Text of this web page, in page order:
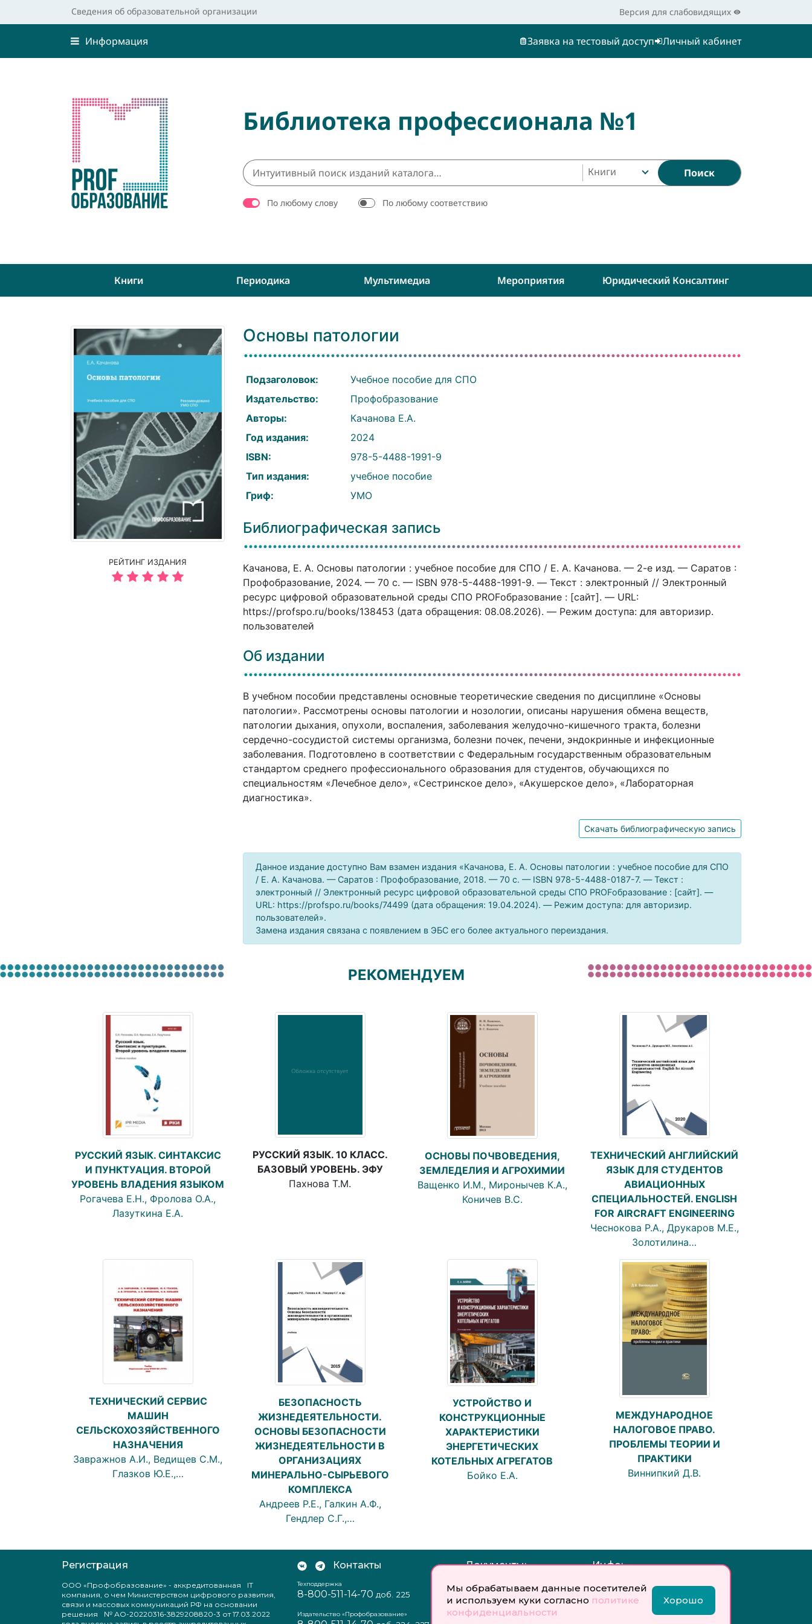
Мы обрабатываем данные посетителей
и используем куки согласно политике
конфиденциальности
Хорошо
Сведения об образовательной организации Версия для слабовидящих
Информация Заявка на тестовый доступ Личный кабинет
Библиотека профессионала №1
Книги Поиск
По любому слову По любому соответствию
Книги Периодика Мультимедиа Мероприятия Юридический Консалтинг
РЕЙТИНГ ИЗДАНИЯ
Основы патологии
Подзаголовок:
Учебное пособие для СПО
Издательство:
Профобразование
Авторы:
Качанова Е.А.
Год издания:
2024
ISBN:
978-5-4488-1991-9
Тип издания:
учебное пособие
Гриф:
УМО
Библиографическая запись
Качанова, Е. А. Основы патологии : учебное пособие для СПО / Е. А. Качанова. — 2-е изд. — Саратов :
Профобразование, 2024. — 70 c. — ISBN 978-5-4488-1991-9. — Текст : электронный // Электронный
ресурс цифровой образовательной среды СПО PROFобразование : [сайт]. — URL:
https://profspo.ru/books/138453 (дата обращения: 08.08.2026). — Режим доступа: для авторизир.
пользователей
Об издании
В учебном пособии представлены основные теоретические сведения по дисциплине «Основы
патологии». Рассмотрены основы патологии и нозологии, описаны нарушения обмена веществ,
патологии дыхания, опухоли, воспаления, заболевания желудочно-кишечного тракта, болезни
сердечно-сосудистой системы организма, болезни почек, печени, эндокринные и инфекционные
заболевания. Подготовлено в соответствии с Федеральным государственным образовательным
стандартом среднего профессионального образования для студентов, обучающихся по
специальностям «Лечебное дело», «Сестринское дело», «Акушерское дело», «Лабораторная
диагностика».
Скачать библиографическую запись
Данное издание доступно Вам взамен издания «Качанова, Е. А. Основы патологии : учебное пособие для СПО
/ Е. А. Качанова. — Саратов : Профобразование, 2018. — 70 c. — ISBN 978-5-4488-0187-7. — Текст :
электронный // Электронный ресурс цифровой образовательной среды СПО PROFобразование : [сайт]. —
URL: https://profspo.ru/books/74499 (дата обращения: 19.04.2024). — Режим доступа: для авторизир.
пользователей».
Замена издания связана с появлением в ЭБС его более актуального переиздания.
РЕКОМЕНДУЕМ
РУССКИЙ ЯЗЫК. СИНТАКСИС
И ПУНКТУАЦИЯ. ВТОРОЙ
УРОВЕНЬ ВЛАДЕНИЯ ЯЗЫКОМ
Рогачева Е.Н., Фролова О.А.,
Лазуткина Е.А.
РУССКИЙ ЯЗЫК. 10 КЛАСС.
БАЗОВЫЙ УРОВЕНЬ. ЭФУ
Пахнова Т.М.
ОСНОВЫ ПОЧВОВЕДЕНИЯ,
ЗЕМЛЕДЕЛИЯ И АГРОХИМИИ
Ващенко И.М., Миронычев К.А.,
Коничев В.С.
ТЕХНИЧЕСКИЙ АНГЛИЙСКИЙ
ЯЗЫК ДЛЯ СТУДЕНТОВ
АВИАЦИОННЫХ
СПЕЦИАЛЬНОСТЕЙ. ENGLISH
FOR AIRCRAFT ENGINEERING
Чеснокова Р.А., Друкаров М.Е.,
Золотилина…
ТЕХНИЧЕСКИЙ СЕРВИС
МАШИН
СЕЛЬСКОХОЗЯЙСТВЕННОГО
НАЗНАЧЕНИЯ
Завражнов А.И., Ведищев С.М.,
Глазков Ю.Е.,…
БЕЗОПАСНОСТЬ
ЖИЗНЕДЕЯТЕЛЬНОСТИ.
ОСНОВЫ БЕЗОПАСНОСТИ
ЖИЗНЕДЕЯТЕЛЬНОСТИ В
ОРГАНИЗАЦИЯХ
МИНЕРАЛЬНО-СЫРЬЕВОГО
КОМПЛЕКСА
Андреев Р.Е., Галкин А.Ф.,
Гендлер С.Г.,…
УСТРОЙСТВО И
КОНСТРУКЦИОННЫЕ
ХАРАКТЕРИСТИКИ
ЭНЕРГЕТИЧЕСКИХ
КОТЕЛЬНЫХ АГРЕГАТОВ
Бойко Е.А.
МЕЖДУНАРОДНОЕ
НАЛОГОВОЕ ПРАВО.
ПРОБЛЕМЫ ТЕОРИИ И
ПРАКТИКИ
Виннипкий Д.В.
Регистрация
ООО «Профобразование» - аккредитованная IT
компания, о чем Министерством цифрового развития,
связи и массовых коммуникаций РФ на основании
решения № АО-20220316-3829208820-3 от 17.03.2022
Контакты
Техподдержка
8-800-511-14-70 доб. 225
Издательство «Профобразование»
Документы:
Отзыв согласия на обработку
персональных данных
Пользовательское
соглашение
Инфо:
Учредитель: Общество с
ограниченной
ответственностью
«Профобразование»